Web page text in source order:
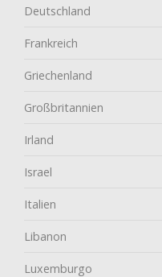
Deutschland
Frankreich
Griechenland
Großbritannien
Irland
Israel
Italien
Libanon
Luxemburgo